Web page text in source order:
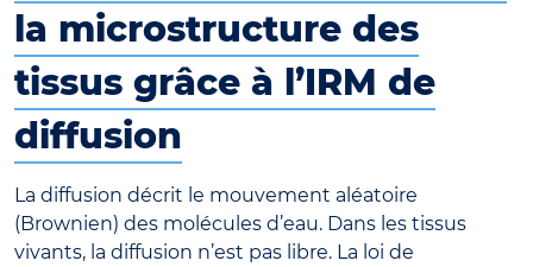
la microstructure des
tissus grâce à l’IRM de
diffusion
La diffusion décrit le mouvement aléatoire
(Brownien) des molécules d’eau. Dans les tissus
vivants, la diffusion n’est pas libre. La loi de